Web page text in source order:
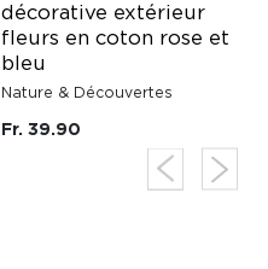
décorative extérieur
fleurs en coton rose et
bleu
Nature & Découvertes
Fr. 39.90